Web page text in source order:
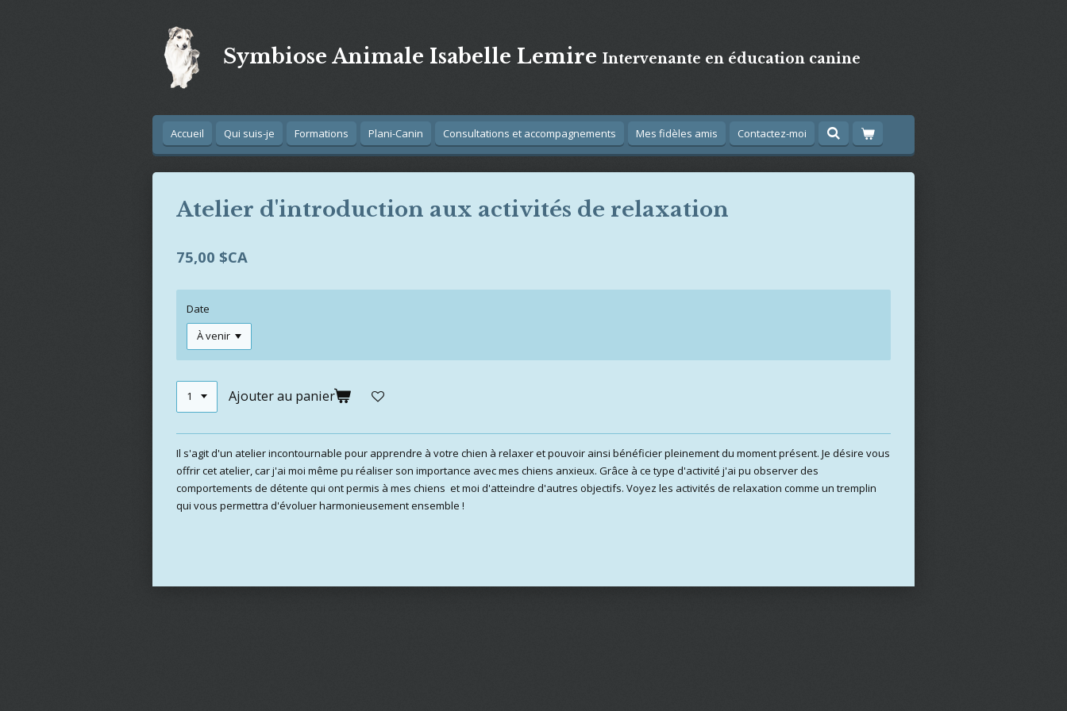
Symbiose Animale Isabelle Lemire Intervenante en éducation canine
Accueil Qui suis-je Formations Plani-Canin Consultations et accompagnements Mes fidèles amis Contactez-moi
Atelier d'introduction aux activités de relaxation
75,00 $CA
Date
Ajouter au panier
Il s'agit d'un atelier incontournable pour apprendre à votre chien à relaxer et pouvoir ainsi bénéficier pleinement du moment présent. Je désire vous
offrir cet atelier, car j'ai moi même pu réaliser son importance avec mes chiens anxieux. Grâce à ce type d'activité j'ai pu observer des
comportements de détente qui ont permis à mes chiens et moi d'atteindre d'autres objectifs. Voyez les activités de relaxation comme un tremplin
qui vous permettra d'évoluer harmonieusement ensemble !